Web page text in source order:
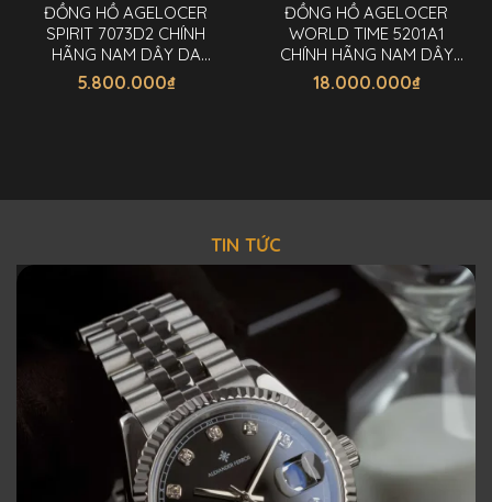
ĐỒNG HỒ AGELOCER
SPIRIT 7073D2 CHÍNH
HÃNG NAM DÂY DA
40MM
5.800.000₫
ĐỒNG HỒ AGELOCER
WORLD TIME 5201A1
CHÍNH HÃNG NAM DÂY
DA 42MM
18.000.000₫
TIN TỨC